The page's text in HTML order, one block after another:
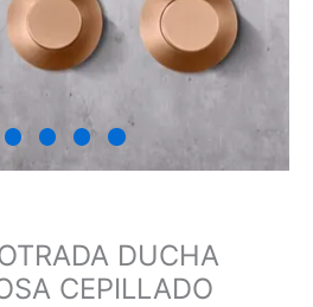
DUCHA
CEPILLADO